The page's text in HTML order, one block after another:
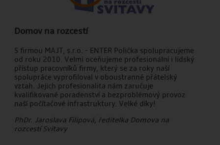
Domov na rozcestí
S firmou MAJT, s.r.o. - ENTER Polička spolupracujeme
od roku 2010. Velmi oceňujeme profesionální i lidský
přístup pracovníků firmy, který se za roky naší
spolupráce vyprofiloval v oboustranně přátelský
vztah. Jejich profesionalita nám zaručuje
kvalifikované poradenství a bezproblémový provoz
naší počítačové infrastruktury. Velké díky!
PhDr. Jaroslava Filipová, ředitelka Domova na
rozcestí Svitavy